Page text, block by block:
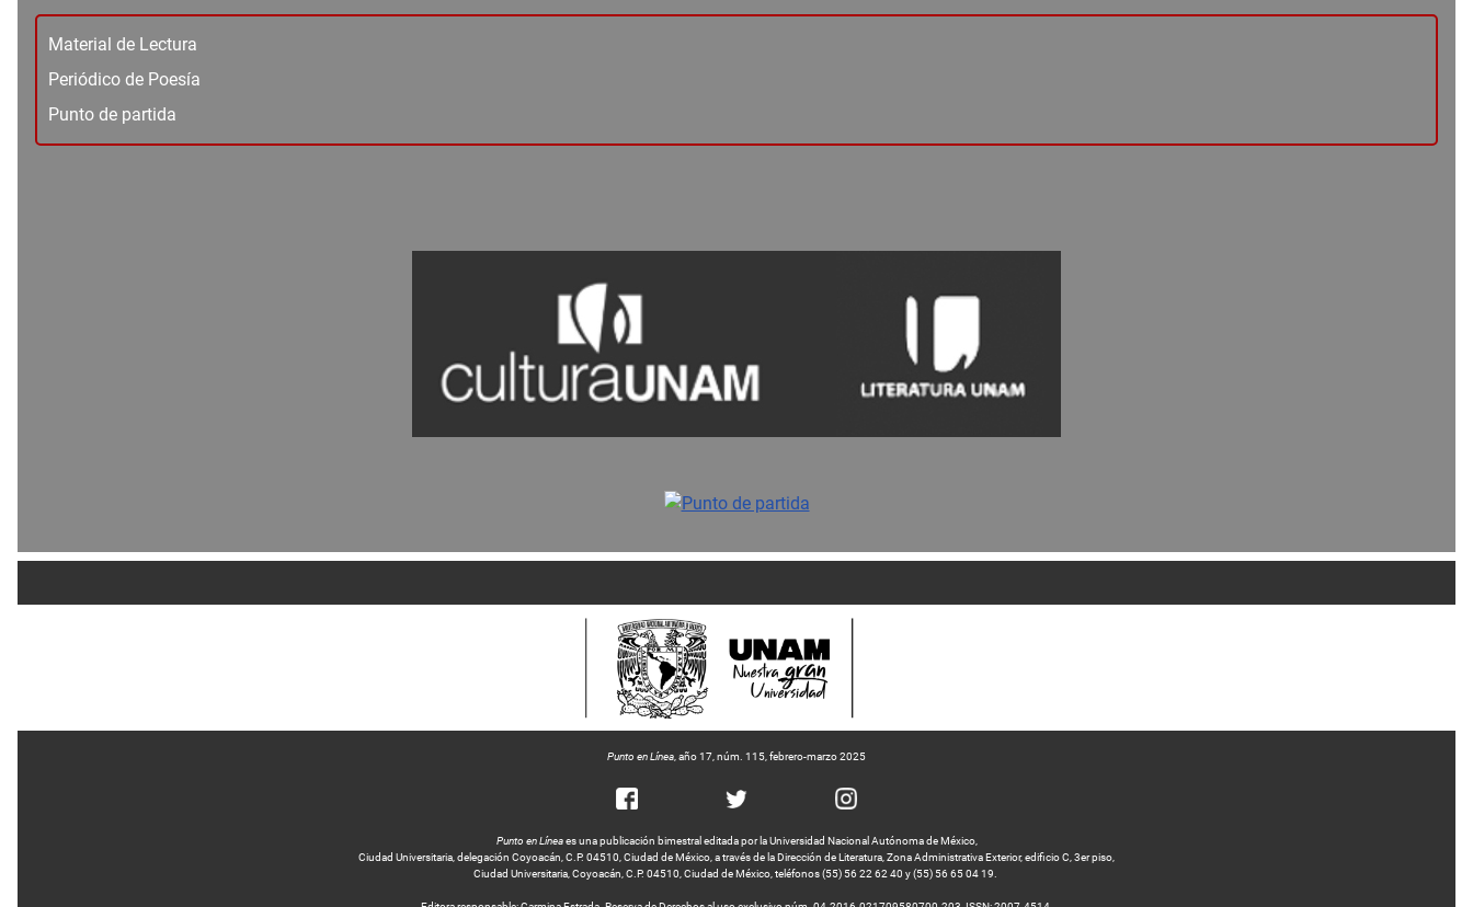
Material de Lectura
Periódico de Poesía
Punto de partida
Punto en Línea, año 17, núm. 115, febrero-marzo 2025
Punto en Líneaes una publicación bimestral editada por la Universidad Nacional Autónoma de México,
Ciudad Universitaria, delegación Coyoacán, C.P. 04510, Ciudad de México, a través de la Dirección de Literatura, Zona Administrativa Exterior, edificio C, 3er piso,
Ciudad Universitaria, Coyoacán, C.P. 04510, Ciudad de México, teléfonos (55) 56 22 62 40 y (55) 56 65 04 19.